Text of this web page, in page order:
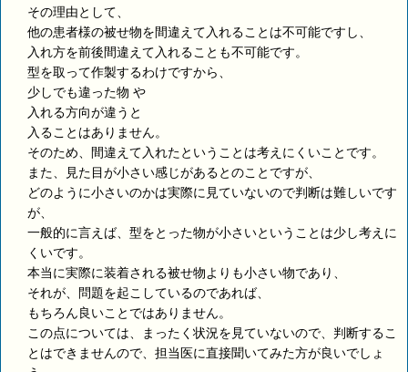
その理由として、
他の患者様の被せ物を間違えて入れることは不可能ですし、
入れ方を前後間違えて入れることも不可能です。
型を取って作製するわけですから、
少しでも違った物 や
入れる方向が違うと
入ることはありません。
そのため、間違えて入れたということは考えにくいことです。
また、見た目が小さい感じがあるとのことですが、
どのように小さいのかは実際に見ていないので判断は難しいです
が、
一般的に言えば、型をとった物が小さいということは少し考えに
くいです。
本当に実際に装着される被せ物よりも小さい物であり、
それが、問題を起こしているのであれば、
もちろん良いことではありません。
この点については、まったく状況を見ていないので、判断するこ
とはできませんので、担当医に直接聞いてみた方が良いでしょ